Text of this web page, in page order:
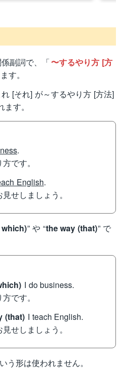
副詞で、「〜するやり方 [方
す。
れ [それ] が～するやり方 [方法]
す。
.
です。
English.
せしましょう。
” や “the way (that)” で
I do business.
です。
(that) I teach English.
せしましょう。
う形は使われません。